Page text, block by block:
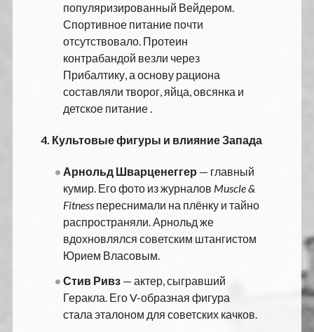
популяризированный Вейдером.
Спортивное питание почти
отсутствовало. Протеин
контрабандой везли через
Прибалтику, а основу рациона
составляли творог, яйца, овсянка и
детское питание .
4. Культовые фигуры и влияние Запада
Арнольд Шварценеггер — главный
кумир. Его фото из журналов Muscle &
Fitnessпереснимали на плёнку и тайно
распространяли. Арнольд же
вдохновлялся советским штангистом
Юрием Власовым.
Стив Ривз— актер, сыгравший
Геракла. Его V-образная фигура
стала эталоном для советских качков.